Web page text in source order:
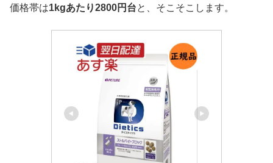
価格帯は1kgあたり2800円台と、そこそこします。